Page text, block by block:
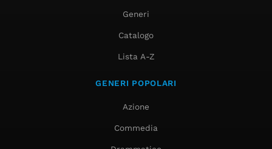
Generi
Catalogo
Lista A-Z
GENERI POPOLARI
Azione
Commedia